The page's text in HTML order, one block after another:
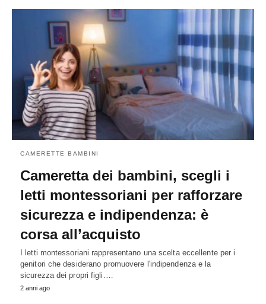
CAMERETTE BAMBINI
Cameretta dei bambini, scegli i
letti montessoriani per rafforzare
sicurezza e indipendenza: è
corsa all’acquisto
I letti montessoriani rappresentano una scelta eccellente per i
genitori che desiderano promuovere l'indipendenza e la
sicurezza dei propri figli.…
2 anni ago